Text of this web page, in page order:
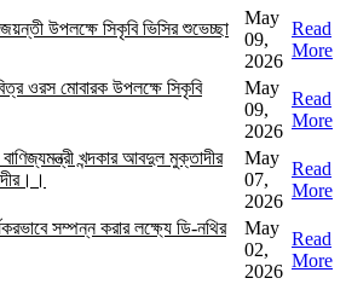
উপলক্ষে সিকৃবি ভিসির শুভেচ্ছা
May
09,
2026
Read
More
ওরস মোবারক উপলক্ষে সিকৃবি
May
09,
2026
Read
More
খন্দকার আবদুল মুক্তাদীর
May
07,
2026
Read
More
সম্পন্ন করার লক্ষ্যে ডি-নথির
May
02,
2026
Read
More